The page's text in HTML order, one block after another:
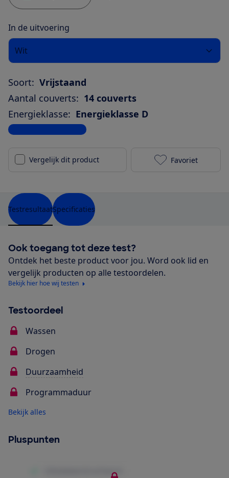
In de uitvoering
Wit
Soort: Vrijstaand
Aantal couverts: 14 couverts
Energieklasse: Energieklasse D
Bekijk alle specificaties
Vergelijk dit product Beko
Favoriet
TestresultaatSpecificaties
Ook toegang tot deze test?
Ontdek het beste product voor jou. Word ook lid en
vergelijk producten op alle testoordelen.
Bekijk hier hoe wij testen
Testoordeel
Wassen
Drogen
Duurzaamheid
Programmaduur
Bekijk alles
Pluspunten